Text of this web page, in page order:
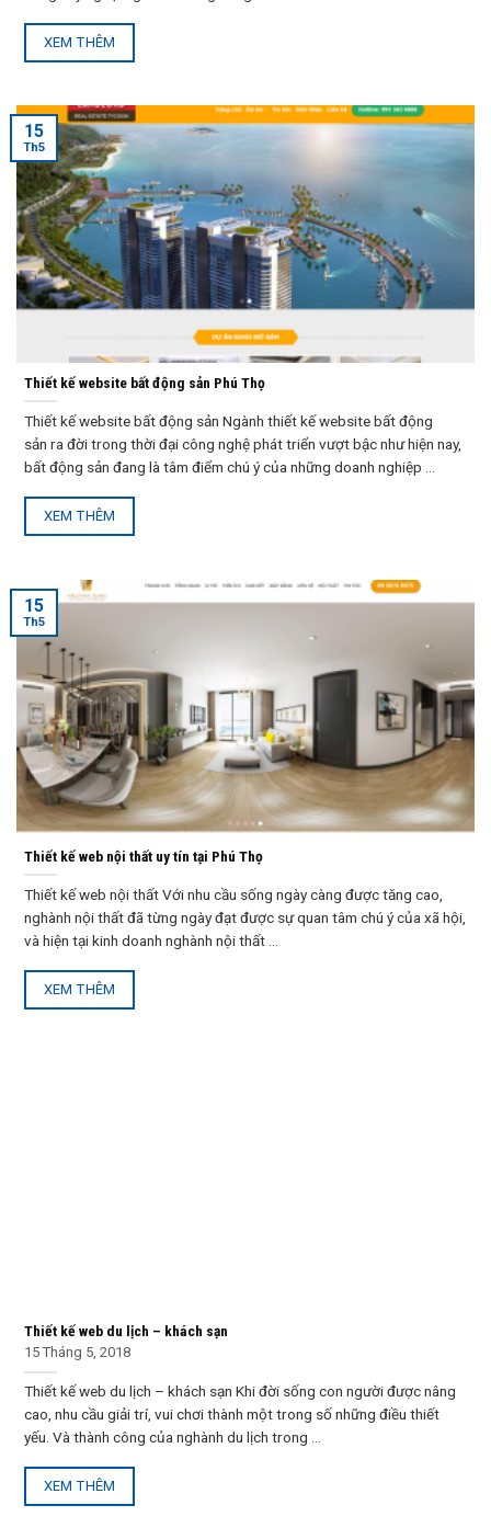
XEM THÊM
Thiết kế website bất động sản Phú Thọ
Thiết kế website bất động sản Ngành thiết kế website bất động
sản ra đời trong thời đại công nghệ phát triển vượt bậc như hiện nay,
bất động sản đang là tâm điểm chú ý của những doanh nghiệp ...
XEM THÊM
15
Th5
Thiết kế web nội thất uy tín tại Phú Thọ
Thiết kế web nội thất Với nhu cầu sống ngày càng được tăng cao,
nghành nội thất đã từng ngày đạt được sự quan tâm chú ý của xã hội,
và hiện tại kinh doanh nghành nội thất ...
XEM THÊM
15
Th5
Thiết kế web du lịch – khách sạn
15 Tháng 5, 2018
Thiết kế web du lịch – khách sạn Khi đời sống con người được nâng
cao, nhu cầu giải trí, vui chơi thành một trong số những điều thiết
yếu. Và thành công của nghành du lịch trong ...
XEM THÊM